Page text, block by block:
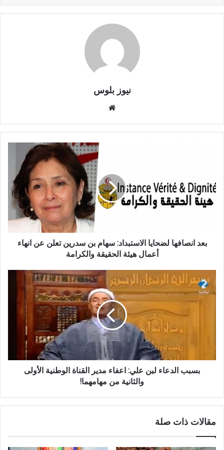
نيوز بلوس
بعد انصافها لضحايا الاستبداد: سهام بن سدرين تعلن عن انهاء
أعمال هيئة الحقيقة والكرامة
بسبب الدعاء لبن علي: اعفاء مدير القناة الوطنية الأولى
والثانية من مهامهما!
مقالات ذات صلة